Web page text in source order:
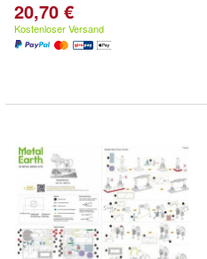
20,70 €
Kostenloser Versand